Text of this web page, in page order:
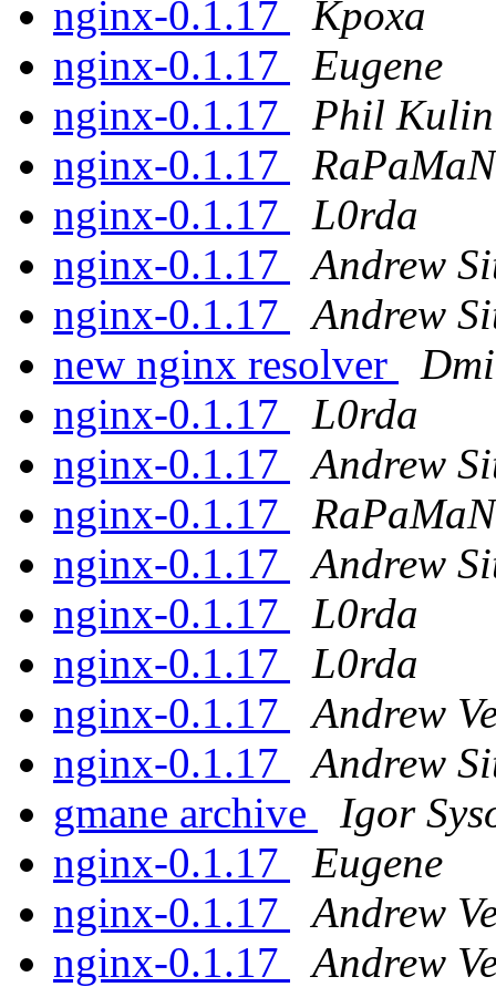
nginx-0.1.17
Kpoxa
nginx-0.1.17
Eugene
nginx-0.1.17
Phil Kulin
nginx-0.1.17
RaPaMaN
nginx-0.1.17
L0rda
nginx-0.1.17
Andrew
nginx-0.1.17
Andrew
new nginx resolver
nginx-0.1.17
L0rda
nginx-0.1.17
Andrew
nginx-0.1.17
RaPaMaN
nginx-0.1.17
Andrew
nginx-0.1.17
L0rda
nginx-0.1.17
L0rda
nginx-0.1.17
Andrew
nginx-0.1.17
Andrew
gmane archive
Igor
nginx-0.1.17
Eugene
nginx-0.1.17
Andrew
nginx-0.1.17
Andrew